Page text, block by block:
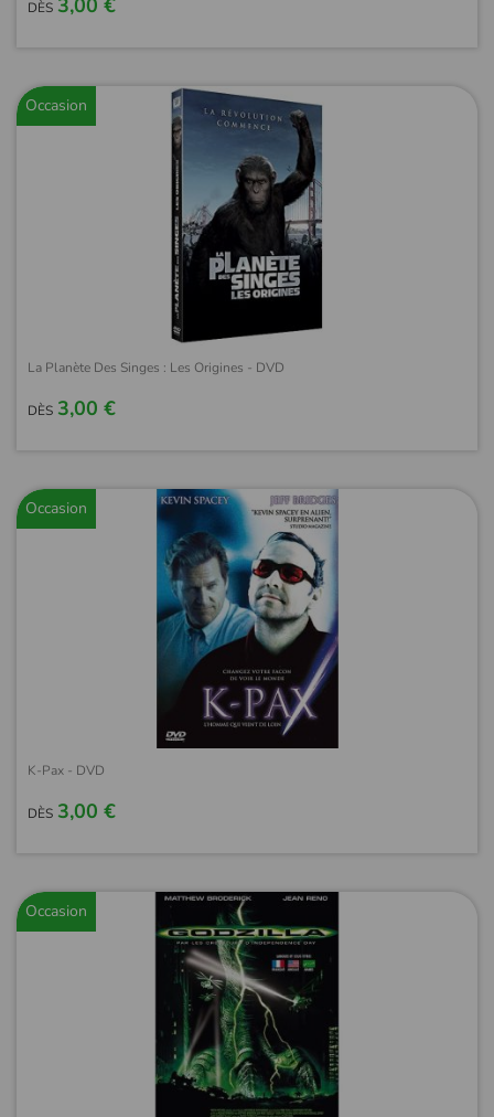
DÈS
Occasion
La Planète Des Singes : Les Origines - DVD
DÈS 3,00 €
Occasion
K-Pax - DVD
DÈS 3,00 €
Occasion